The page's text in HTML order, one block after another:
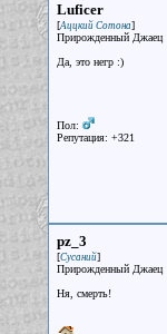
Luficer
[Аццкий Сотона]
Прирожденный Джаец
Да, это негр :)
Пол:
Репутация: +321
pz_3
[Сусаний]
Прирожденный Джаец
Ня, смерть!